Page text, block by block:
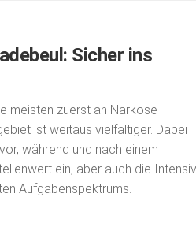
Sicher ins
meisten zuerst an Narkose
ist weitaus vielfältiger. Dabei
während und nach einem
ein, aber auch die
Aufgabenspektrums.